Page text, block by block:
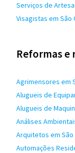
Serviços de
Visagistas em São
Reformas e
Agrimensores em
Alugueis de
Alugueis de
Análises
Arquitetos em São
Automações